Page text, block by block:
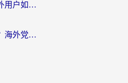
迅游和银河好用吗？海外用户如何选择回国加速器实现无缝访问国内资源
穿梭和奇游手游好用吗？海外党亲测3款回国加速器，附蜜蜂加速器七天试用攻略